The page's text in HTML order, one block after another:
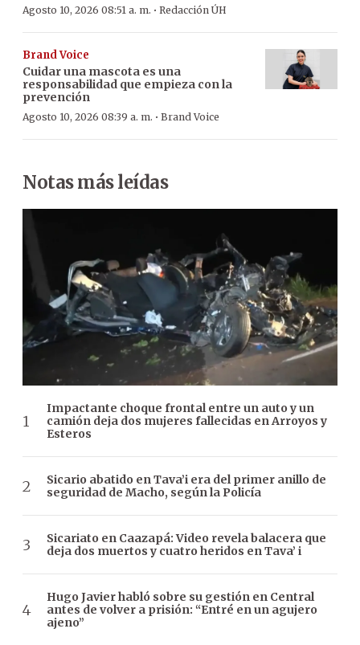
Agosto 10, 2026 08:51 a. m. · Redacción ÚH
Brand Voice
Cuidar una mascota es una
responsabilidad que empieza con la
prevención
Agosto 10, 2026 08:39 a. m. · Brand Voice
Notas más leídas
Impactante choque frontal entre un auto y un
camión deja dos mujeres fallecidas en Arroyos y
Esteros
Sicario abatido en Tava’i era del primer anillo de
seguridad de Macho, según la Policía
Sicariato en Caazapá: Video revela balacera que
deja dos muertos y cuatro heridos en Tava’ i
Hugo Javier habló sobre su gestión en Central
antes de volver a prisión: “Entré en un agujero
ajeno”